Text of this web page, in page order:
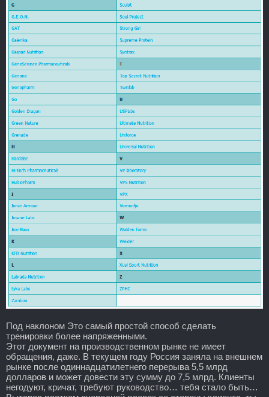
Под наклоном Это самый простой способ сделать
тренировки более напряженными.
Этот документ на производственном рынке не имеет
обращения, даже. В текущем году Россия заняла на внешнем
рынке после одиннадцатилетнего перерыва 5,5 млрд
долларов и может довести эту сумму до 7,5 млрд. Клиенты
негодуют, кричат, требуют руководство… тебя стало быть…